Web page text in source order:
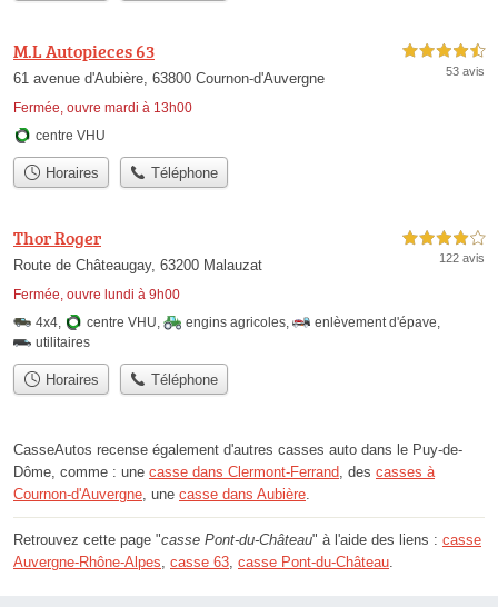
M.L Autopieces 63
61 avenue d'Aubière, 63800 Cournon-d'Auvergne
Fermée, ouvre mardi à 13h00
4,5 étoiles sur 5
53 avis
centre VHU
Horaires Téléphone
Thor Roger
Route de Châteaugay, 63200 Malauzat
Fermée, ouvre lundi à 9h00
4,0 étoiles sur 5
122 avis
4x4, centre VHU, engins agricoles, enlèvement d'épave,
utilitaires
Horaires Téléphone
CasseAutos recense également d'autres casses auto dans le Puy-de-
Dôme, comme : une casse dans Clermont-Ferrand, des casses à
Cournon-d'Auvergne, une casse dans Aubière.
Retrouvez cette page "casse Pont-du-Château" à l'aide des liens : casse
Auvergne-Rhône-Alpes, casse 63, casse Pont-du-Château.